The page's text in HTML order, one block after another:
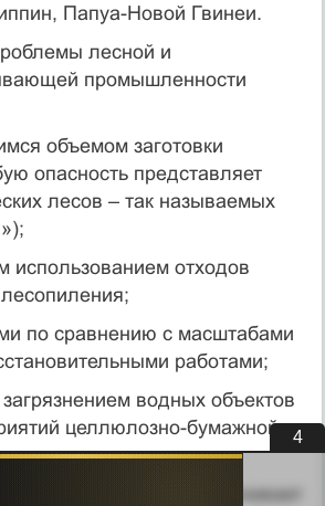
Папуа-Новой Гвинеи.
лесной и
промышленности
объемом заготовки
опасность представляет
лесов – так называемых
использованием отходов
по сравнению с масштабами
работами;
водных объектов
целлюлозно-бумажной
промышленность обеспечивает
3